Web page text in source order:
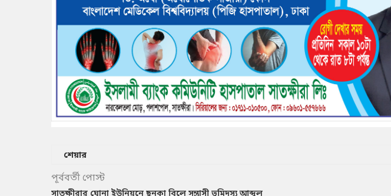
শেয়ার
পূর্ববর্তী পোস্ট